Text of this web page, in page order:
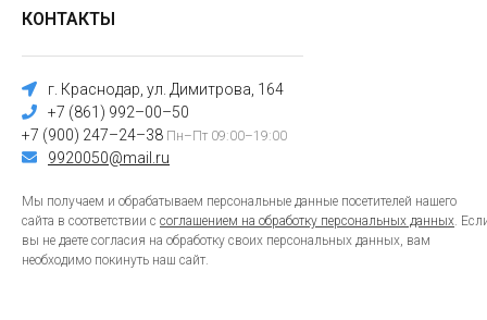
КОНТАКТЫ
г. Краснодар, ул. Димитрова, 164
+7 (861) 992–00–50
+7 (900) 247–24–38 Пн–Пт 09:00–19:00
9920050@mail.ru
Мы получаем и обрабатываем персональные данные посетителей нашего
сайта в соответствии с соглашением на обработку персональных данных.
вы не даете согласия на обработку своих персональных данных, вам
необходимо покинуть наш сайт.